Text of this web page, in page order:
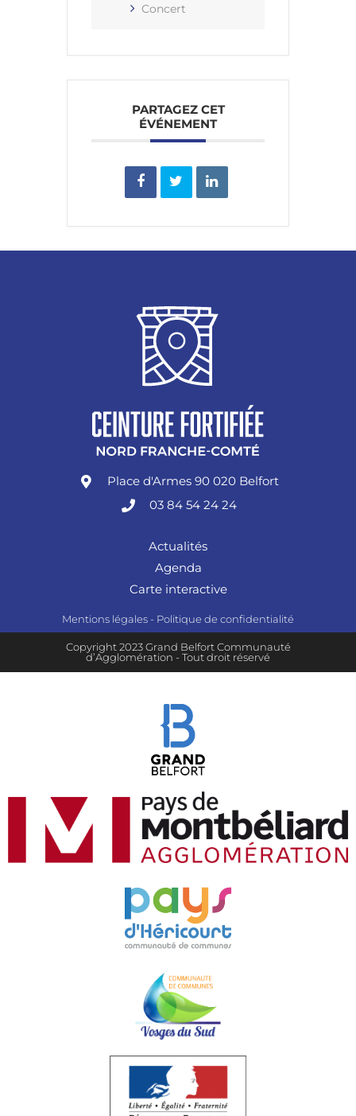
Concert
PARTAGEZ CET
ÉVÉNEMENT
Place d'Armes 90 020 Belfort
03 84 54 24 24
Actualités
Agenda
Carte interactive
Mentions légales - Politique de confidentialité
Copyright 2023 Grand Belfort Communauté
d’Agglomération - Tout droit réservé